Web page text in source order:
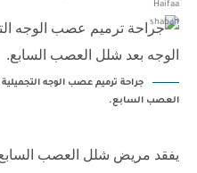
جراحة ترميم عصب الوجه
العصب السابع.
يفقد مريض شلل العصب السابع